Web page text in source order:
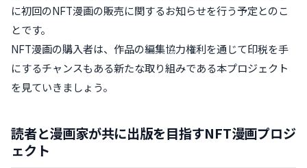
に初回のNFT漫画の販売に関するお知らせを行う予定とのこ
とです。
NFT漫画の購入者は、作品の編集協力権利を通じて印税を手
にするチャンスもある新たな取り組みである本プロジェクト
を見ていきましょう。
読者と漫画家が共に出版を目指すNFT漫画プロジ
ェクト